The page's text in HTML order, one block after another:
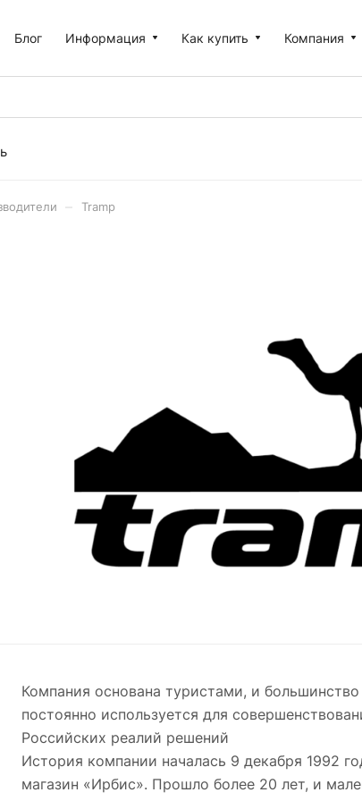
Блог Информация Как купить Компания
Tramp
Компания основана туристами, и
постоянно используется для
Российских реалий решений
История компании началась 9 декабря 1992
магазин «Ирбис». Прошло более 20 лет, и